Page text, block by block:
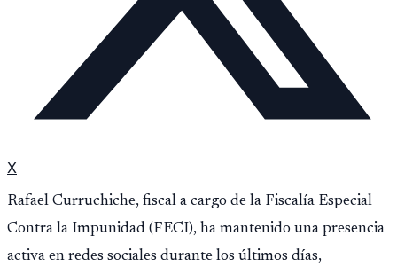
X
Rafael Curruchiche, fiscal a cargo de la Fiscalía Especial
Contra la Impunidad (FECI), ha mantenido una presencia
activa en redes sociales durante los últimos días,